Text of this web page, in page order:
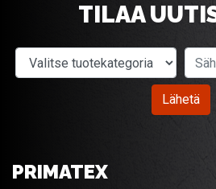
TILAA
Valitse
Lähetä
PRIMATEX